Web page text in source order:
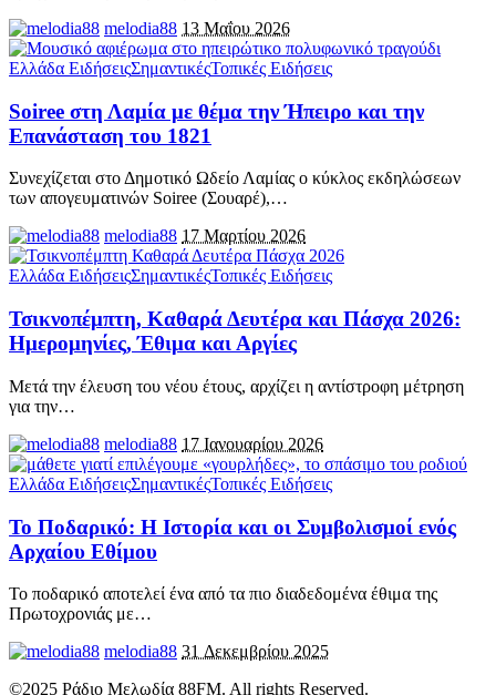
melodia88 13 Μαΐου 2026
Ελλάδα ΕιδήσειςΣημαντικέςΤοπικές Ειδήσεις
Soiree στη Λαμία με θέμα την Ήπειρο και την
Επανάσταση του 1821
Συνεχίζεται στο Δημοτικό Ωδείο Λαμίας ο κύκλος εκδηλώσεων
των απογευματινών Soiree (Σουαρέ),…
melodia88 17 Μαρτίου 2026
Ελλάδα ΕιδήσειςΣημαντικέςΤοπικές Ειδήσεις
Τσικνοπέμπτη, Καθαρά Δευτέρα και Πάσχα 2026:
Ημερομηνίες, Έθιμα και Αργίες
Μετά την έλευση του νέου έτους, αρχίζει η αντίστροφη μέτρηση
για την…
melodia88 17 Ιανουαρίου 2026
Ελλάδα ΕιδήσειςΣημαντικέςΤοπικές Ειδήσεις
Το Ποδαρικό: Η Ιστορία και οι Συμβολισμοί ενός
Αρχαίου Εθίμου
Το ποδαρικό αποτελεί ένα από τα πιο διαδεδομένα έθιμα της
Πρωτοχρονιάς με…
melodia88 31 Δεκεμβρίου 2025
©2025 Ράδιο Μελωδία 88FM. All rights Reserved.